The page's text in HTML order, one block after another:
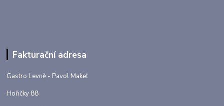
Fakturační adresa
Gastro Levně - Pavol Makeľ
Hořičky 88